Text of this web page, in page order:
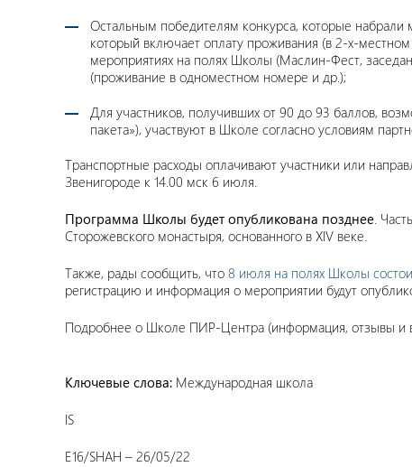
Остальным победителям конкурса, которые
который включает оплату проживания (в 2-х-
мероприятиях на полях Школы (Маслин-Фест,
(проживание в одноместном номере и др.);
Для участников, получивших от 90 до 93 баллов,
пакета»), участвуют в Школе согласно условиям
Транспортные расходы оплачивают участники или
Звенигороде к 14.00 мск 6 июля.
Программа Школы будет опубликована позднее.
Сторожевского монастыря, основанного в XIV веке.
Также, рады сообщить, что 8 июля на полях Школы
регистрацию и информация о мероприятии будут
Подробнее о Школе ПИР-Центра (информация, отзывы и
Ключевые слова: Международная школа
IS
E16/SHAH – 26/05/22